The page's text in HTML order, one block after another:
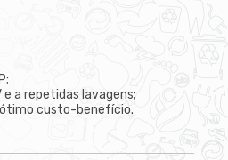
e a repetidas lavagens;
ótimo custo-benefício.